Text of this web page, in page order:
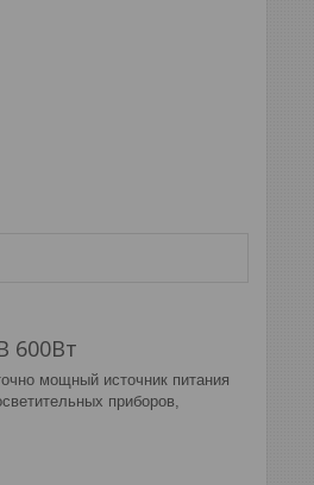
600Вт
мощный источник питания
приборов,